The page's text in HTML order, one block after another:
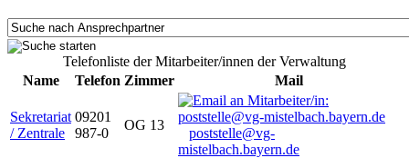
Telefonliste der Mitarbeiter/innen der Verwaltung
Name
Telefon Zimmer Mail
Sekretariat
/ Zentrale
09201
987-0
OG 13
poststelle@vg-
mistelbach.bayern.de